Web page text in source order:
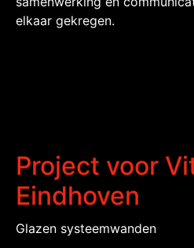
elkaar gekregen.
Project voor
Eindhoven
Glazen systeemwanden